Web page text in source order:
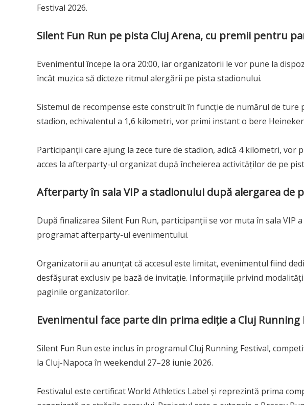
Festival 2026.
Silent Fun Run pe pista Cluj Arena, cu premii pentru
Evenimentul începe la ora 20:00, iar organizatorii le vor pune la
încât muzica să dicteze ritmul alergării pe pista stadionului.
Sistemul de recompense este construit în funcție de numărul de ture
stadion, echivalentul a 1,6 kilometri, vor primi instant o bere
Participanții care ajung la zece ture de stadion, adică 4 kilometri, vor
acces la afterparty-ul organizat după încheierea activităților de pe
Afterparty în sala VIP a stadionului după alergarea de
După finalizarea Silent Fun Run, participanții se vor muta în sala VIP
programat afterparty-ul evenimentului.
Organizatorii au anunțat că accesul este limitat, evenimentul fiind
desfășurat exclusiv pe bază de invitație. Informațiile privind
paginile organizatorilor.
Evenimentul face parte din prima ediție a Cluj Running
Silent Fun Run este inclus în programul Cluj Running Festival,
la Cluj-Napoca în weekendul 27–28 iunie 2026.
Festivalul este certificat World Athletics Label și reprezintă prima